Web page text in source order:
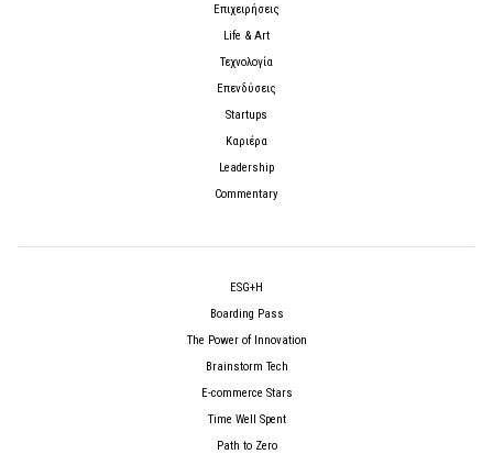
Επιχειρήσεις
Life & Art
Τεχνολογία
Επενδύσεις
Startups
Καριέρα
Leadership
Commentary
ESG+H
Boarding Pass
The Power of Innovation
Brainstorm Tech
E-commerce Stars
Time Well Spent
Path to Zero